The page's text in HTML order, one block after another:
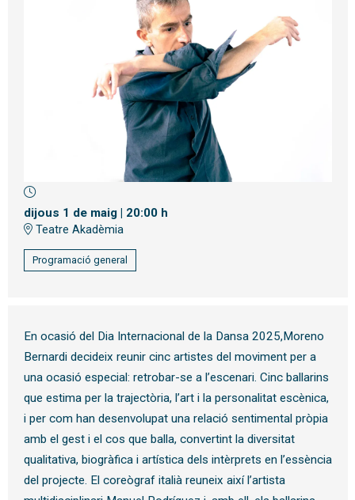
Diapositiva 1 de 1
dijous 1 de maig| 20:00 h
Teatre Akadèmia
Programació general
En ocasió del Dia Internacional de la Dansa 2025,Moreno
Bernardi decideix reunir cinc artistes del moviment per a
una ocasió especial: retrobar-se a l’escenari. Cinc ballarins
que estima per la trajectòria, l’art i la personalitat escènica,
i per com han desenvolupat una relació sentimental pròpia
amb el gest i el cos que balla, convertint la diversitat
qualitativa, biogràfica i artística dels intèrprets en l’essència
del projecte. El coreògraf italià reuneix així l’artista